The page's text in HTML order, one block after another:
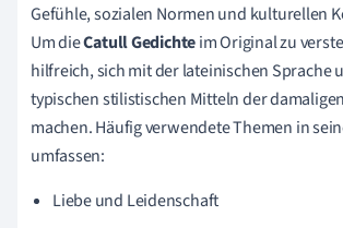
Gefühle, sozialen Normen und kulturellen
Um dieCatull Gedichteim Original zu
hilfreich, sich mit der lateinischen Sprache
typischen stilistischen Mitteln der
machen. Häufig verwendete Themen in
umfassen:
Liebe und Leidenschaft